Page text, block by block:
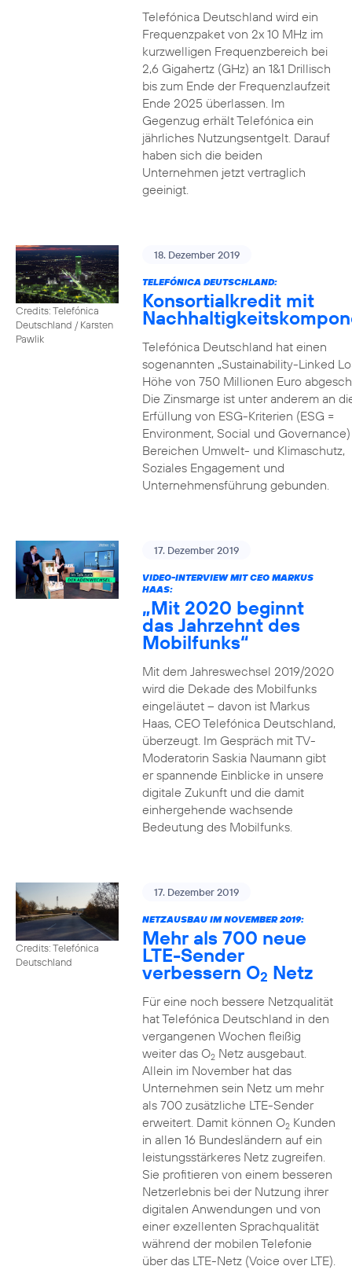
Telefónica Deutschland wird ein
Frequenzpaket von 2x 10 MHz im
kurzwelligen Frequenzbereich bei
2,6 Gigahertz (GHz) an 1&1 Drillisch
bis zum Ende der Frequenzlaufzeit
Ende 2025 überlassen. Im
Gegenzug erhält Telefónica ein
jährliches Nutzungsentgelt. Darauf
haben sich die beiden
Unternehmen jetzt vertraglich
geeinigt.
Credits: Telefónica
Deutschland / Karsten
Pawlik
18. Dezember 2019
TELEFÓNICA DEUTSCHLAND:
Konsortialkredit mit
Telefónica Deutschland hat einen
sogenannten „Sustainability-Linked
Höhe von 750 Millionen Euro
Die Zinsmarge ist unter anderem an
Erfüllung von ESG-Kriterien (ESG =
Environment, Social und
Bereichen Umwelt- und Klimaschutz,
Soziales Engagement und
Unternehmensführung gebunden.
17. Dezember 2019
VIDEO-INTERVIEW MIT CEO MARKUS
HAAS:
„Mit 2020 beginnt
das Jahrzehnt des
Mobilfunks“
Mit dem Jahreswechsel 2019/2020
wird die Dekade des Mobilfunks
eingeläutet – davon ist Markus
Haas, CEO Telefónica Deutschland,
überzeugt. Im Gespräch mit TV-
Moderatorin Saskia Naumann gibt
er spannende Einblicke in unsere
digitale Zukunft und die damit
einhergehende wachsende
Bedeutung des Mobilfunks.
Credits: Telefónica
Deutschland
17. Dezember 2019
NETZAUSBAU IM NOVEMBER 2019:
Mehr als 700 neue
LTE-Sender
verbessern O2 Netz
Für eine noch bessere Netzqualität
hat Telefónica Deutschland in den
vergangenen Wochen fleißig
weiter das O2Netz ausgebaut.
Allein im November hat das
Unternehmen sein Netz um mehr
als 700 zusätzliche LTE-Sender
erweitert. Damit können O2Kunden
in allen 16 Bundesländern auf ein
leistungsstärkeres Netz zugreifen.
Sie profitieren von einem besseren
Netzerlebnis bei der Nutzung ihrer
digitalen Anwendungen und von
einer exzellenten Sprachqualität
während der mobilen Telefonie
über das LTE-Netz (Voice over LTE).